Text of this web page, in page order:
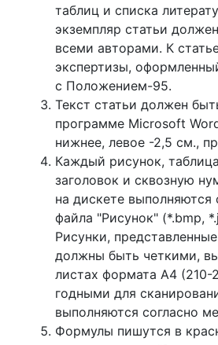
таблиц и списка
экземпляр статьи
всеми авторами. К
экспертизы,
с Положением-95.
Текст статьи должен
программе Microsoft
нижнее, левое -2,5 см.,
Каждый рисунок,
заголовок и сквозную
на дискете выполняются
файла "Рисунок" (*.bmp,
Рисунки,
должны быть четкими,
листах формата А4
годными для
выполняются согласно
Формулы пишутся в